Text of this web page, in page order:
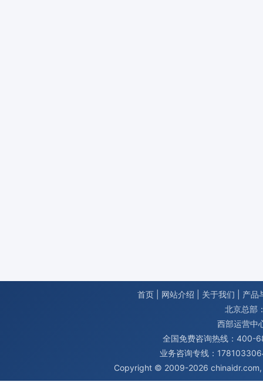
首页 网站介绍 关于我们
产品
北京总部
西部运营中
全国免费咨询热线：400-
业务咨询专线：
Copyright © 2009-2026 chinaidr.com